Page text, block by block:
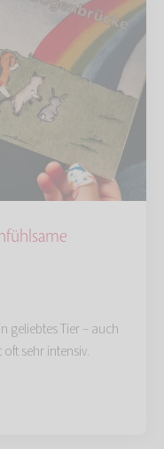
geliebtes Tier – auch
sehr intensiv.